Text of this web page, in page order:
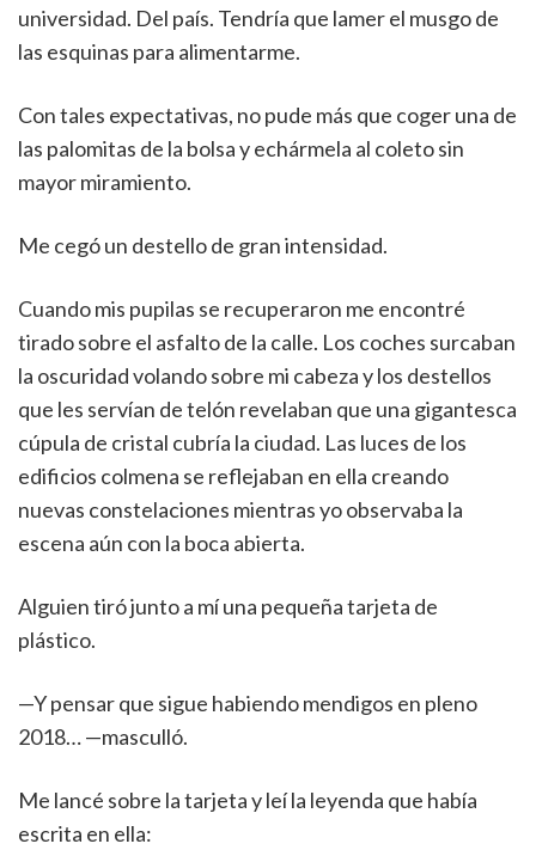
universidad. Del país. Tendría que lamer el musgo de
las esquinas para alimentarme.
Con tales expectativas, no pude más que coger una de
las palomitas de la bolsa y echármela al coleto sin
mayor miramiento.
Me cegó un destello de gran intensidad.
Cuando mis pupilas se recuperaron me encontré
tirado sobre el asfalto de la calle. Los coches surcaban
la oscuridad volando sobre mi cabeza y los destellos
que les servían de telón revelaban que una gigantesca
cúpula de cristal cubría la ciudad. Las luces de los
edificios colmena se reflejaban en ella creando
nuevas constelaciones mientras yo observaba la
escena aún con la boca abierta.
Alguien tiró junto a mí una pequeña tarjeta de
plástico.
—Y pensar que sigue habiendo mendigos en pleno
2018… —masculló.
Me lancé sobre la tarjeta y leí la leyenda que había
escrita en ella: